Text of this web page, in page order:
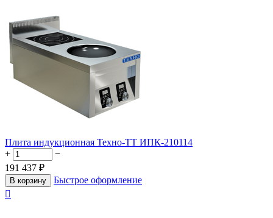
Плита индукционная Техно-ТТ ИПК-210114
+
−
191 437 ₽
В корзину
Быстрое оформление
